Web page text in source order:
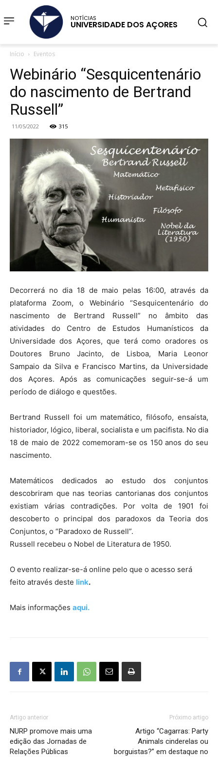
NOTÍCIAS
UNIVERSIDADE DOS AÇORES
Início Eventos
Webinário “Sesquicentenário
do nascimento de Bertrand
Russell”
11/05/2022 315
Decorrerá no dia 18 de maio pelas 16:00, através da
plataforma Zoom, o Webinário “Sesquicentenário do
nascimento de Bertrand Russell” no âmbito das
atividades do Centro de Estudos Humanísticos da
Universidade dos Açores, que terá como oradores os
Doutores Bruno Jacinto, de Lisboa, Maria Leonor
Sampaio da Silva e Francisco Martins, da Universidade
dos Açores. Após as comunicações seguir-se-á um
período de diálogo e questões.
Bertrand Russell foi um matemático, filósofo, ensaísta,
historiador, lógico, liberal, socialista e um pacifista. No dia
18 de maio de 2022 comemoram-se os 150 anos do seu
nascimento.
Matemáticos dedicados ao estudo dos conjuntos
descobriram que nas teorias cantorianas dos conjuntos
existiam várias contradições. Por volta de 1901 foi
descoberto o principal dos paradoxos da Teoria dos
Conjuntos, o “Paradoxo de Russell”.
Russell recebeu o Nobel de Literatura de 1950.
O evento realizar-se-á online pelo que o acesso será
feito através deste link.
Mais informações aqui.
Artigo anterior
NURP promove mais uma
edição das Jornadas de
Relações Públicas
Próximo artigo
Artigo “Cagarras: Party
Animals cinderelas ou
borguistas?” em destaque no